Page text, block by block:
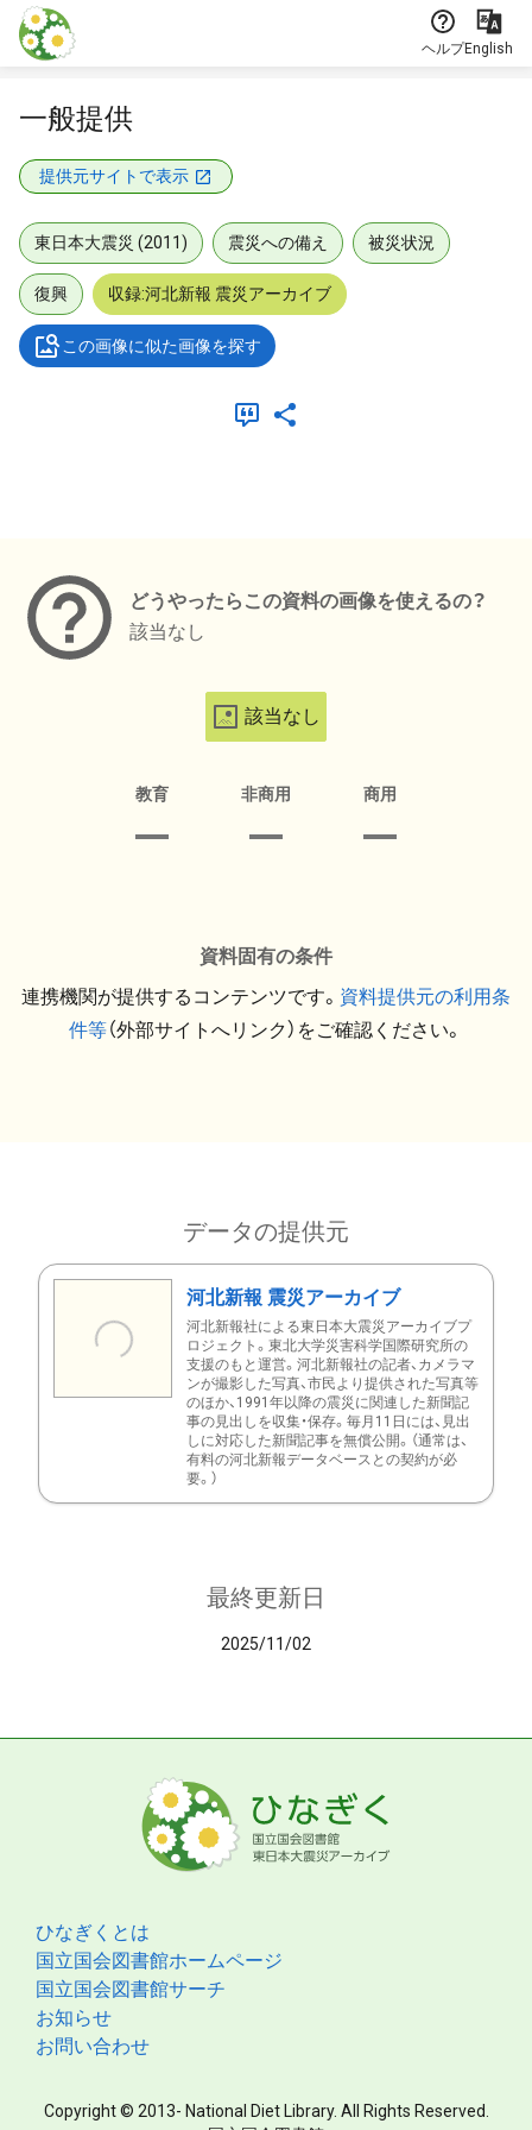
本文に飛ぶ
ヘルプEnglish
一般提供
提供元サイトで表示
東日本大震災 (2011) 震災への備え 被災状況
復興 収録:河北新報 震災アーカイブ
この画像に似た画像を探す
どうやったらこの資料の画像を使えるの？
該当なし
該当なし
教育 非商用 商用
資料固有の条件
連携機関が提供するコンテンツです。 資料提供元の利用条
件等（外部サイトへリンク）をご確認ください。
データの提供元
河北新報 震災アーカイブ
河北新報社による東日本大震災アーカイブプ
ロジェクト。東北大学災害科学国際研究所の
支援のもと運営。河北新報社の記者、カメラマ
ンが撮影した写真、市民より提供された写真等
のほか、1991年以降の震災に関連した新聞記
事の見出しを収集・保存。毎月11日には、見出
しに対応した新聞記事を無償公開。（通常は、
有料の河北新報データベースとの契約が必
要。）
最終更新日
2025/11/02
ひなぎくとは
国立国会図書館ホームページ
国立国会図書館サーチ
お知らせ
お問い合わせ
Copyright © 2013- National Diet Library. All Rights Reserved.